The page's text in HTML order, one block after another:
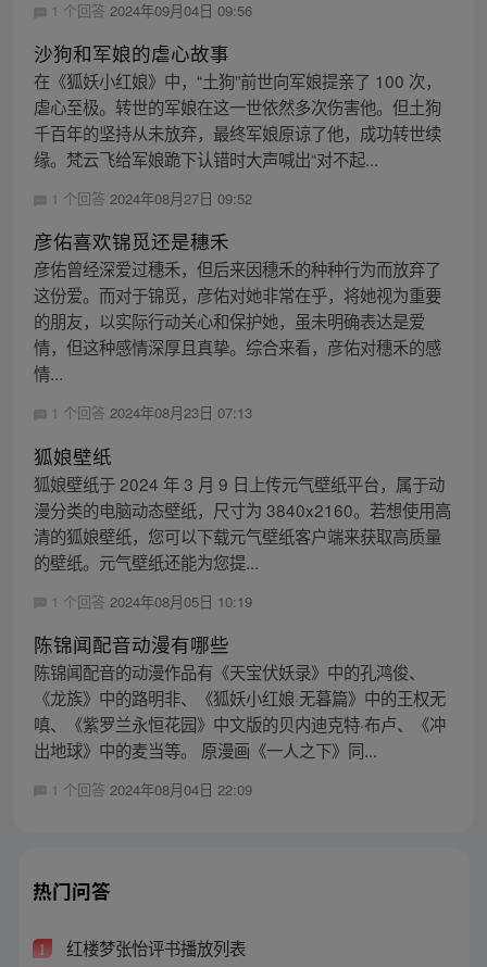
1 个回答 2024年09月04日 09:56
沙狗和军娘的虐心故事
在《狐妖小红娘》中，“土狗”前世向军娘提亲了 100 次，
虐心至极。转世的军娘在这一世依然多次伤害他。但土狗
千百年的坚持从未放弃，最终军娘原谅了他，成功转世续
缘。梵云飞给军娘跪下认错时大声喊出“对不起...
1 个回答 2024年08月27日 09:52
彦佑喜欢锦觅还是穗禾
彦佑曾经深爱过穗禾，但后来因穗禾的种种行为而放弃了
这份爱。而对于锦觅，彦佑对她非常在乎，将她视为重要
的朋友，以实际行动关心和保护她，虽未明确表达是爱
情，但这种感情深厚且真挚。综合来看，彦佑对穗禾的感
情...
1 个回答 2024年08月23日 07:13
狐娘壁纸
狐娘壁纸于 2024 年 3 月 9 日上传元气壁纸平台，属于动
漫分类的电脑动态壁纸，尺寸为 3840x2160。若想使用高
清的狐娘壁纸，您可以下载元气壁纸客户端来获取高质量
的壁纸。元气壁纸还能为您提...
1 个回答 2024年08月05日 10:19
陈锦闻配音动漫有哪些
陈锦闻配音的动漫作品有《天宝伏妖录》中的孔鸿俊、
《龙族》中的路明非、《狐妖小红娘·无暮篇》中的王权无
嗔、《紫罗兰永恒花园》中文版的贝内迪克特·布卢、《冲
出地球》中的麦当等。 原漫画《一人之下》同...
1 个回答 2024年08月04日 22:09
热门问答
1 红楼梦张怡评书播放列表